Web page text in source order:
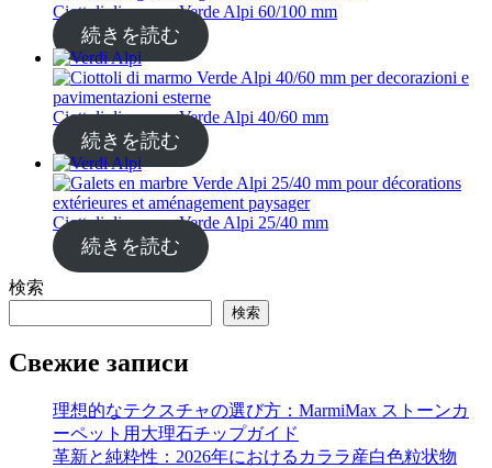
Ciottoli di marmo Verde Alpi 60/100 mm
続きを読む
Ciottoli di marmo Verde Alpi 40/60 mm
続きを読む
Ciottoli di marmo Verde Alpi 25/40 mm
続きを読む
検索
検索
Свежие записи
理想的なテクスチャの選び方：MarmiMax ストーンカ
ーペット用大理石チップガイド
革新と純粋性：2026年におけるカララ産白色粒状物